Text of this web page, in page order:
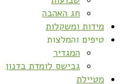
חג האהבה
מידות ומשקלות
טיפים והמלצות
המגדיר
גבישס לומדת בדנון
מטיילת